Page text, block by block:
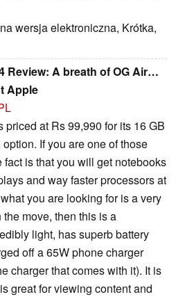
wersja elektroniczna, Krótka,
Review: A breath of OG Air…
Apple
at Rs 99,990 for its 16 GB
If you are one of those
is that you will get notebooks
and way faster processors at
you are looking for is a very
move, then this is a
light, has superb battery
off a 65W phone charger
charger that comes with it). It is
great for viewing content and